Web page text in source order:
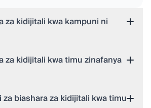
za kidijitali kwa kampuni ni
za kidijitali kwa timu zinafanya
za biashara za kidijitali kwa timu